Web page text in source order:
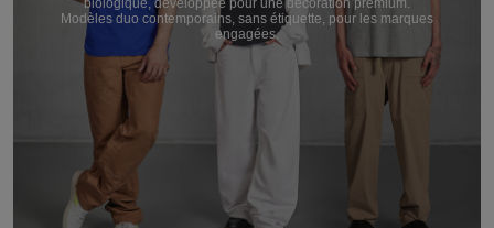
biologique, développée pour une décoration premium.
Modèles duo contemporains, sans étiquette, pour les marques
engagées.